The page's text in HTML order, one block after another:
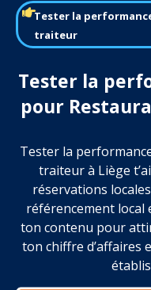
Tester la
traiteur
Tester la
pour
Tester la
traiteur à Liège
réservations
référencement local
ton contenu pour
ton chiffre d’affaires